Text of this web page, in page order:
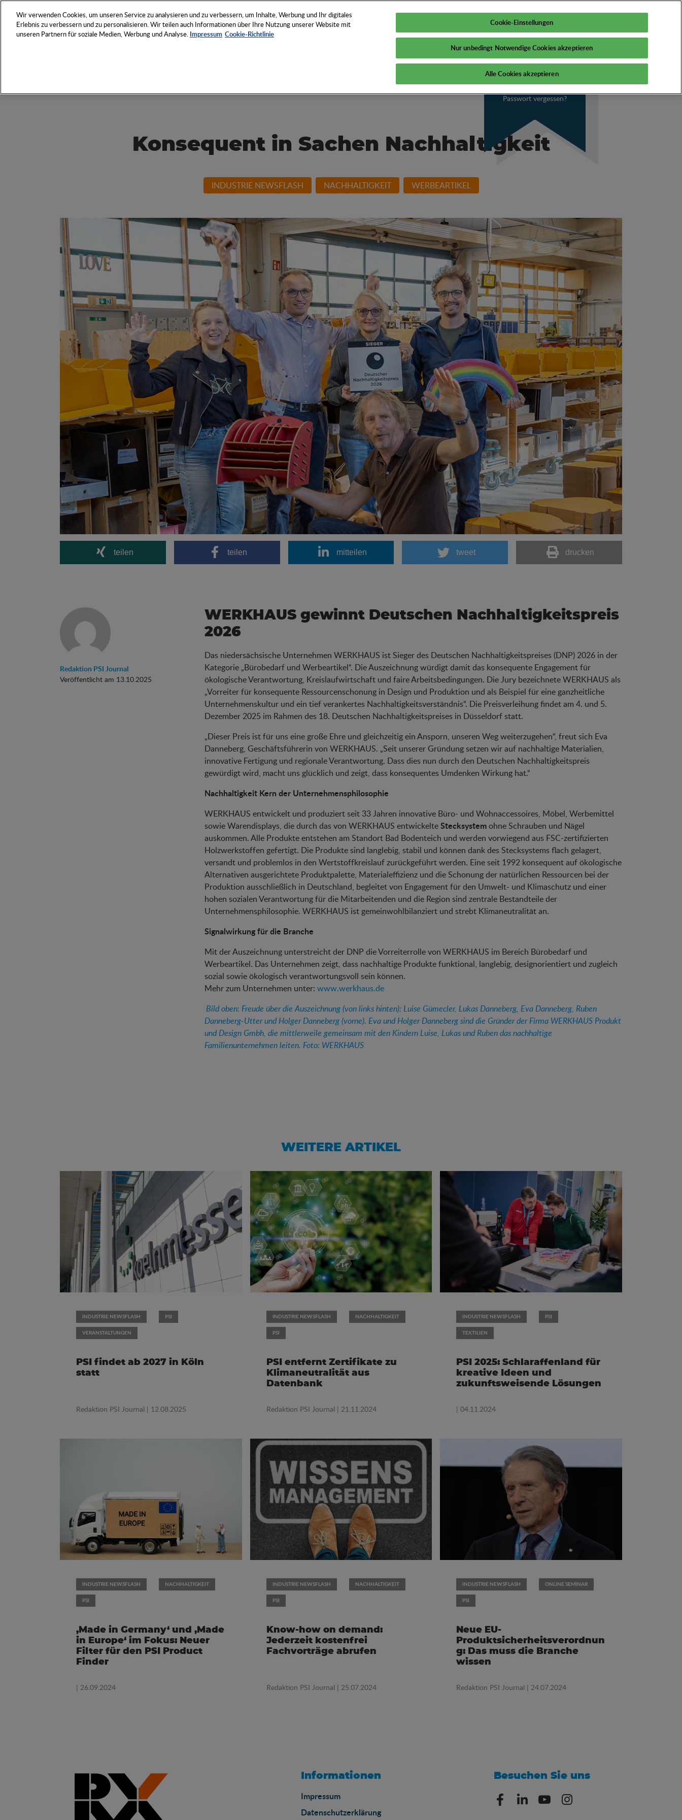
NETZWERK VERANSTALTUNGEN TOOLS NEWS KNOW-HOW FAQS DE
Passwort vergessen?
Mein PSI
Konsequent in Sachen Nachhaltigkeit
INDUSTRIE NEWSFLASH NACHHALTIGKEIT WERBEARTIKEL
teilen teilen mitteilen tweet drucken
Redaktion PSI Journal
Veröffentlicht am 13.10.2025
WERKHAUS gewinnt Deutschen Nachhaltigkeitspreis
2026
Das niedersächsische Unternehmen WERKHAUS ist Sieger des Deutschen Nachhaltigkeitspreises (DNP) 2026 in der
Kategorie „Bürobedarf und Werbeartikel“. Die Auszeichnung würdigt damit das konsequente Engagement für
ökologische Verantwortung, Kreislaufwirtschaft und faire Arbeitsbedingungen. Die Jury bezeichnete WERKHAUS als
„Vorreiter für konsequente Ressourcenschonung in Design und Produktion und als Beispiel für eine ganzheitliche
Unternehmenskultur und ein tief verankertes Nachhaltigkeitsverständnis“. Die Preisverleihung findet am 4. und 5.
Dezember 2025 im Rahmen des 18. Deutschen Nachhaltigkeitspreises in Düsseldorf statt.
„Dieser Preis ist für uns eine große Ehre und gleichzeitig ein Ansporn, unseren Weg weiterzugehen“, freut sich Eva
Danneberg, Geschäftsführerin von WERKHAUS. „Seit unserer Gründung setzen wir auf nachhaltige Materialien,
innovative Fertigung und regionale Verantwortung. Dass dies nun durch den Deutschen Nachhaltigkeitspreis
gewürdigt wird, macht uns glücklich und zeigt, dass konsequentes Umdenken Wirkung hat.“
Nachhaltigkeit Kern der Unternehmensphilosophie
WERKHAUS entwickelt und produziert seit 33 Jahren innovative Büro- und Wohnaccessoires, Möbel, Werbemittel
sowie Warendisplays, die durch das von WERKHAUS entwickelteStecksystemohne Schrauben und Nägel
auskommen. Alle Produkte entstehen am Standort Bad Bodenteich und werden vorwiegend aus FSC-zertifizierten
Holzwerkstoffen gefertigt. Die Produkte sind langlebig, stabil und können dank des Stecksystems flach gelagert,
versandt und problemlos in den Wertstoffkreislauf zurückgeführt werden. Eine seit 1992 konsequent auf ökologische
Alternativen ausgerichtete Produktpalette, Materialeffizienz und die Schonung der natürlichen Ressourcen bei der
Produktion ausschließlich in Deutschland, begleitet von Engagement für den Umwelt- und Klimaschutz und einer
hohen sozialen Verantwortung für die Mitarbeitenden und die Region sind zentrale Bestandteile der
Unternehmensphilosophie. WERKHAUS ist gemeinwohlbilanziert und strebt Klimaneutralität an.
Signalwirkung für die Branche
Mit der Auszeichnung unterstreicht der DNP die Vorreiterrolle von WERKHAUS im Bereich Bürobedarf und
Werbeartikel. Das Unternehmen zeigt, dass nachhaltige Produkte funktional, langlebig, designorientiert und zugleich
sozial sowie ökologisch verantwortungsvoll sein können.
Mehr zum Unternehmen unter: www.werkhaus.de
Bild oben: Freude über die Auszeichnung (von links hinten): Luise Gümecler, Lukas Danneberg, Eva Danneberg, Ruben
Danneberg-Utter und Holger Danneberg (vorne). Eva und Holger Danneberg sind die Gründer der Firma WERKHAUS Produkt
und Design Gmbh, die mittlerweile gemeinsam mit den Kindern Luise, Lukas und Ruben das nachhaltige
Familienunternehmen leiten. Foto: WERKHAUS
WEITERE ARTIKEL
INDUSTRIE NEWSFLASH PSI
VERANSTALTUNGEN
PSI findet ab 2027 in Köln
statt
Redaktion PSI Journal | 12.08.2025
INDUSTRIE NEWSFLASH NACHHALTIGKEIT
PSI
PSI entfernt Zertifikate zu
Klimaneutralität aus
Datenbank
Redaktion PSI Journal | 21.11.2024
INDUSTRIE NEWSFLASH PSI
TEXTILIEN
PSI 2025: Schlaraffenland für
kreative Ideen und
zukunftsweisende Lösungen
| 04.11.2024
INDUSTRIE NEWSFLASH NACHHALTIGKEIT
PSI
‚Made in Germany‘ und ‚Made
in Europe‘ im Fokus: Neuer
Filter für den PSI Product
Finder
| 26.09.2024
INDUSTRIE NEWSFLASH NACHHALTIGKEIT
PSI
Know-how on demand:
Jederzeit kostenfrei
Fachvorträge abrufen
Redaktion PSI Journal | 25.07.2024
INDUSTRIE NEWSFLASH ONLINE SEMINAR
PSI
Neue EU-
Produktsicherheitsverordnun
g: Das muss die Branche
wissen
Redaktion PSI Journal | 24.07.2024
Informationen
Impressum
Datenschutzerklärung
Besuchen Sie uns
Wir verwenden Cookies, um unseren Service zu analysieren und zu verbessern, um Inhalte, Werbung und Ihr digitales
Erlebnis zu verbessern und zu personalisieren. Wir teilen auch Informationen über Ihre Nutzung unserer Website mit
unseren Partnern für soziale Medien, Werbung und Analyse. Impressum Cookie-Richtlinie
Cookie-Einstellungen
Nur unbedingt Notwendige Cookies akzeptieren
Alle Cookies akzeptieren